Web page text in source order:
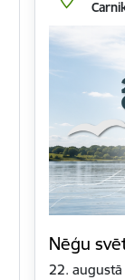
Nēģu
22. augustā